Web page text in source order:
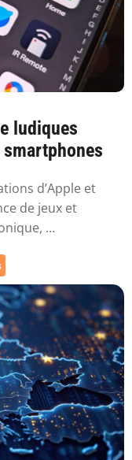
ludiques
d’Apple et
de jeux et
...